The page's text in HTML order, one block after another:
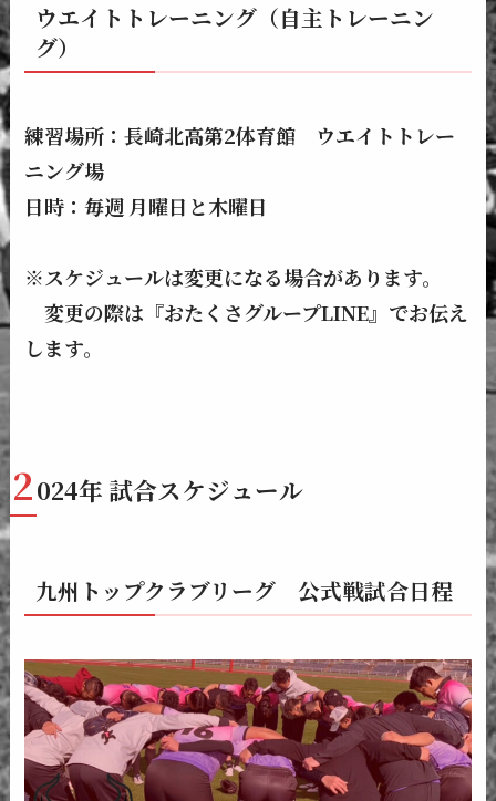
ウエイトトレーニング（自主トレーニン
グ）
練習場所：長崎北高第2体育館 ウエイトトレー
ニング場
日時：毎週 月曜日と木曜日
※スケジュールは変更になる場合があります。
変更の際は『おたくさグループLINE』でお伝え
します。
2024年 試合スケジュール
九州トップクラブリーグ 公式戦試合日程